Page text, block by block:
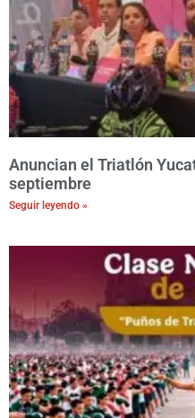
Anuncian el Triatlón
septiembre
Seguir leyendo »